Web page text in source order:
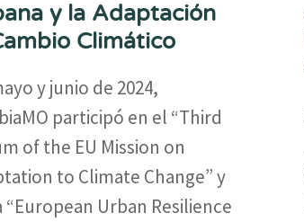
y la Adaptación
Climático
y junio de 2024,
participó en el “Third
of the EU Mission on
to Climate Change” y
“European Urban Resilience